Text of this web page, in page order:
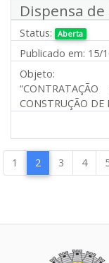
Dispensa
Status: Aberta
Publicado em: 15/
Objeto:
CONSTRUÇÃO DE
1 2 3 4